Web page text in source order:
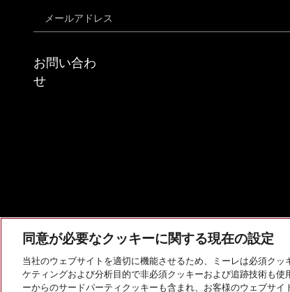
お問い合わ
せ
会社概要 法的通知 個人情報保護方針 利用規約
同意が必要なクッキーに関する現在の設定
当社のウェブサイトを適切に機能させるため、ミーレは必須ク
ケティングおよび分析目的で非必須クッキーおよび追跡技術も
ーからのサードパーティクッキーも含まれ、お客様のウェブサ